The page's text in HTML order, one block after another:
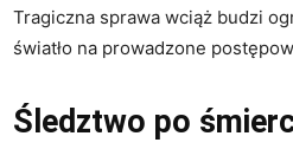
Tragiczna sprawa wciąż budzi
światło na prowadzone
Śledztwo po